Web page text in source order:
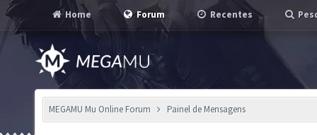
Home Forum Recentes
MEGAMU Mu Online Forum Painel de Mensagens